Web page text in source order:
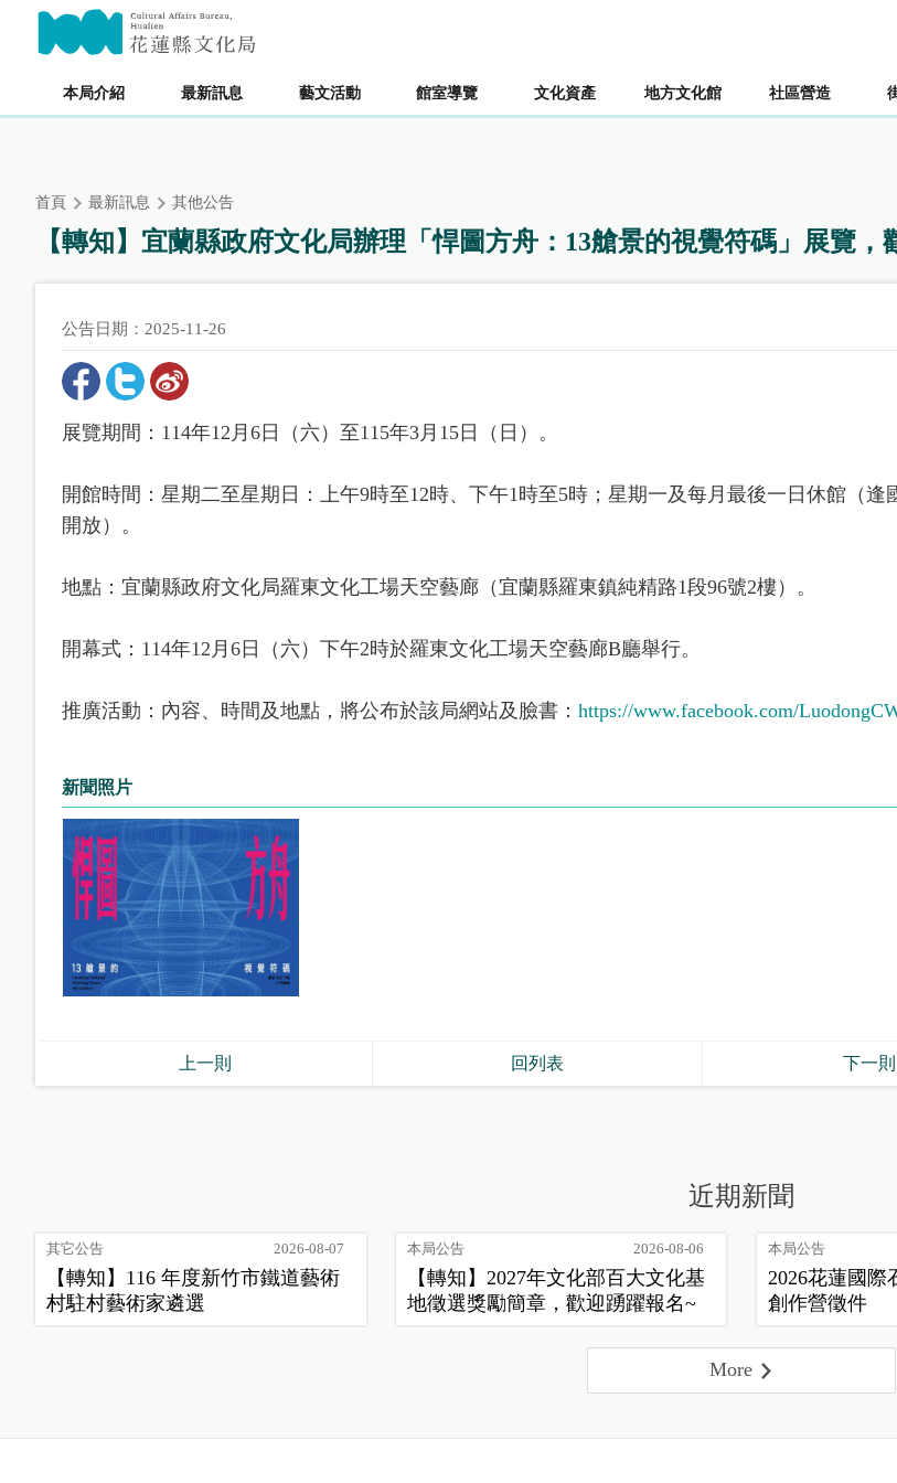
內
本局介紹 最新訊息 藝文活動 館室導覽 文化資產 地方文化館 社區營造
主要內容區塊
首頁 最新訊息 其他公告
【轉知】宜蘭縣政府文化局辦理「悍圖方舟：13艙景的視覺符碼」展覽，
公告日期：2025-11-26
展覽期間：114年12月6日（六）至115年3月15日（日）。
開館時間：星期二至星期日：上午9時至12時、下午1時至5時；星期一及每月最後一日休館（逢
開放）。
地點：宜蘭縣政府文化局羅東文化工場天空藝廊（宜蘭縣羅東鎮純精路1段96號2樓）。
開幕式：114年12月6日（六）下午2時於羅東文化工場天空藝廊B廳舉行。
推廣活動：內容、時間及地點，將公布於該局網站及臉書： https://www.facebook.com/
新聞照片
上一則 回列表 下一則
近期新聞
其它公告 2026-08-07
【轉知】116 年度新竹市鐵道藝術
村駐村藝術家遴選
本局公告 2026-08-06
【轉知】2027年文化部百大文化基
地徵選獎勵簡章，歡迎踴躍報名~
本局公告
2026花蓮國際
創作營徵件
More